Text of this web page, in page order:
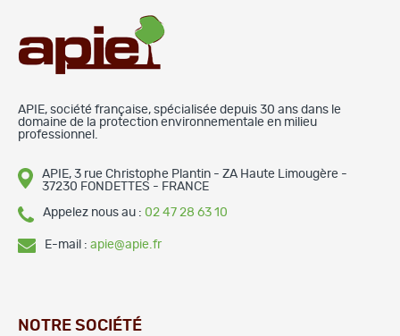
APIE, société française, spécialisée depuis 30 ans dans le
domaine de la protection environnementale en milieu
professionnel.
APIE, 3 rue Christophe Plantin - ZA Haute Limougère -
37230 FONDETTES - FRANCE
Appelez nous au : 02 47 28 63 10
E-mail : apie@apie.fr
NOTRE SOCIÉTÉ